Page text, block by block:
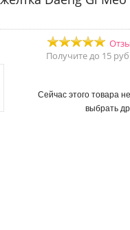
Получите до 15
Сейчас этого товара
выбрать